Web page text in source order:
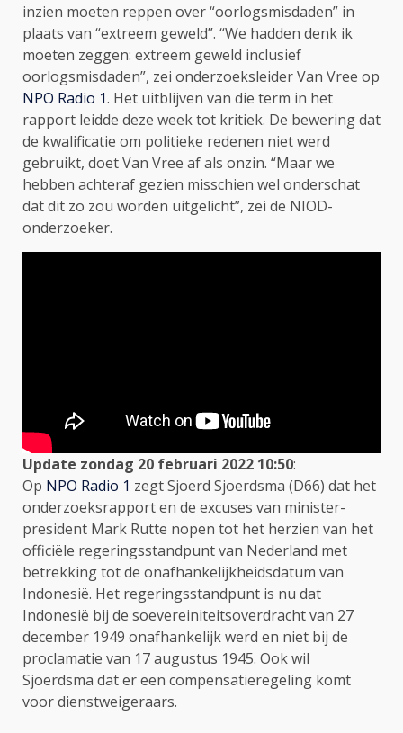
inzien moeten reppen over “oorlogsmisdaden” in
plaats van “extreem geweld”. “We hadden denk ik
moeten zeggen: extreem geweld inclusief
oorlogsmisdaden”, zei onderzoeksleider Van Vree op
NPO Radio 1. Het uitblijven van die term in het
rapport leidde deze week tot kritiek. De bewering dat
de kwalificatie om politieke redenen niet werd
gebruikt, doet Van Vree af als onzin. “Maar we
hebben achteraf gezien misschien wel onderschat
dat dit zo zou worden uitgelicht”, zei de NIOD-
onderzoeker.
Update zondag 20 februari 2022 10:50:
Op NPO Radio 1 zegt Sjoerd Sjoerdsma (D66) dat het
onderzoeksrapport en de excuses van minister-
president Mark Rutte nopen tot het herzien van het
officiële regeringsstandpunt van Nederland met
betrekking tot de onafhankelijkheidsdatum van
Indonesië. Het regeringsstandpunt is nu dat
Indonesië bij de soevereiniteitsoverdracht van 27
december 1949 onafhankelijk werd en niet bij de
proclamatie van 17 augustus 1945. Ook wil
Sjoerdsma dat er een compensatieregeling komt
voor dienstweigeraars.